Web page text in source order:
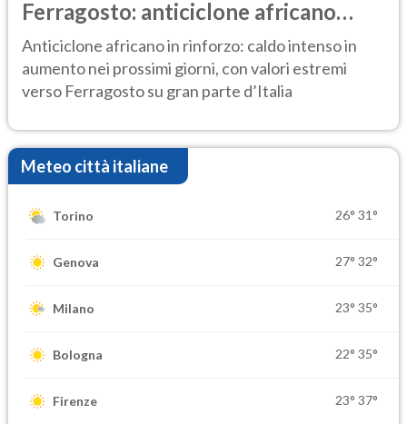
Ferragosto: anticiclone africano
ancora protagonista
Anticiclone africano in rinforzo: caldo intenso in
aumento nei prossimi giorni, con valori estremi
verso Ferragosto su gran parte d’Italia
Meteo città italiane
Torino 26° 31°
Genova 27° 32°
Milano 23° 35°
Bologna 22° 35°
Firenze 23° 37°